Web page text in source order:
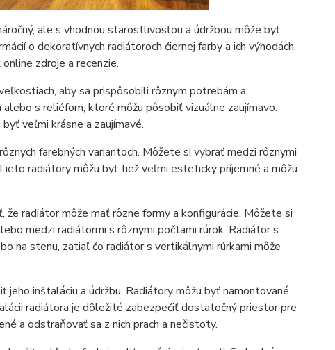
ale s vhodnou starostlivosťou a údržbou môže byť
o dekoratívnych radiátoroch čiernej farby a ich výhodách,
zdroje a recenzie.
aby sa prispôsobili rôznym potrebám a
s reliéfom, ktoré môžu pôsobiť vizuálne zaujímavo.
veľmi krásne a zaujímavé.
farebných variantoch. Môžete si vybrať medzi rôznymi
radiátory môžu byť tiež veľmi esteticky príjemné a môžu
radiátor môže mať rôzne formy a konfigurácie. Môžete si
medzi radiátormi s rôznymi počtami rúrok. Radiátor s
na stenu, zatiaľ čo radiátor s vertikálnymi rúrkami môže
jeho inštaláciu a údržbu. Radiátory môžu byť namontované
radiátora je dôležité zabezpečiť dostatočný priestor pre
a odstraňovať sa z nich prach a nečistoty.